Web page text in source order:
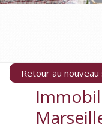
Retour au nouveau